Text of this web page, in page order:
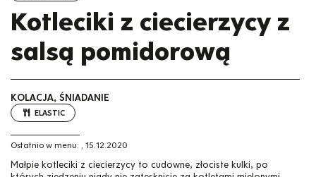
Kotleciki z ciecierzycy z
salsą pomidorową
KOLACJA, ŚNIADANIE
ELASTIC
Ostatnio w menu: , 15.12.2020
Małpie kotleciki z ciecierzycy to cudowne, złociste kulki, po